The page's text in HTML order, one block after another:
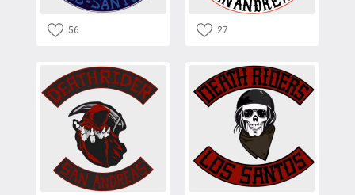
56 27